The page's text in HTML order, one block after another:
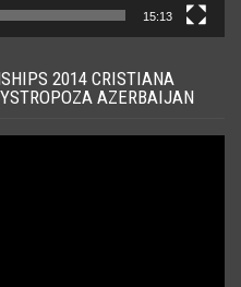
15:13
2014 CRISTIANA
AZERBAIJAN